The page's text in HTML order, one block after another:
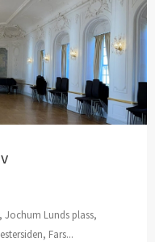
Jochum Lunds plass,
Fars...